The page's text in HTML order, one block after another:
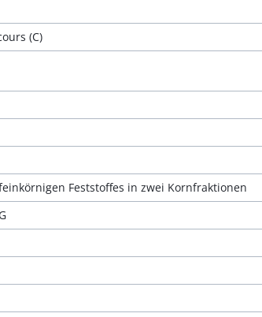
(C)
Feststoffes in zwei Kornfraktionen